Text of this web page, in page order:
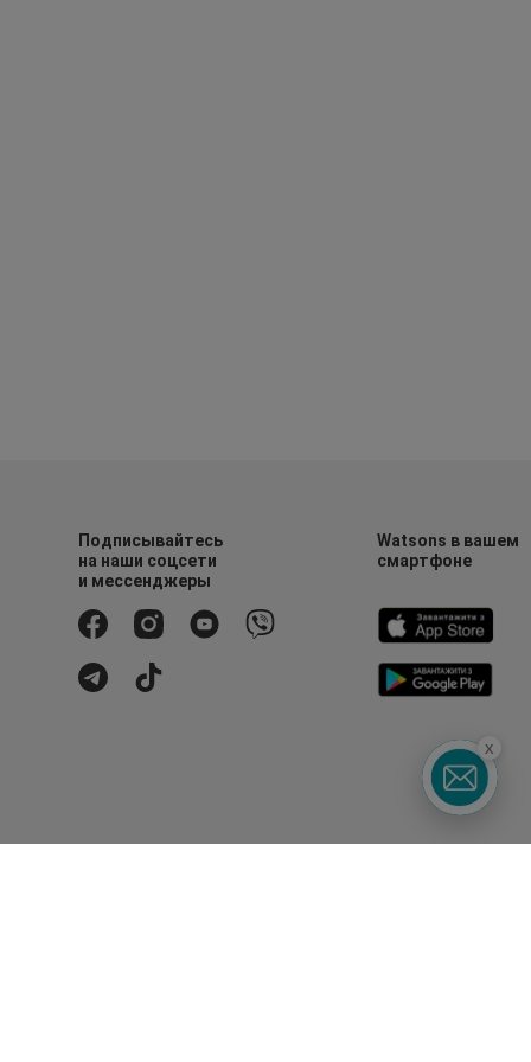
Подписывайтесь
на наши соцсети
и мессенджеры
Watsons в вашем
смартфоне
x